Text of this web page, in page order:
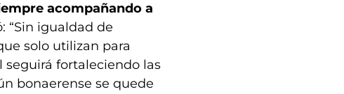
acompañando a
“Sin igualdad de
solo utilizan para
seguirá fortaleciendo las
bonaerense se quede